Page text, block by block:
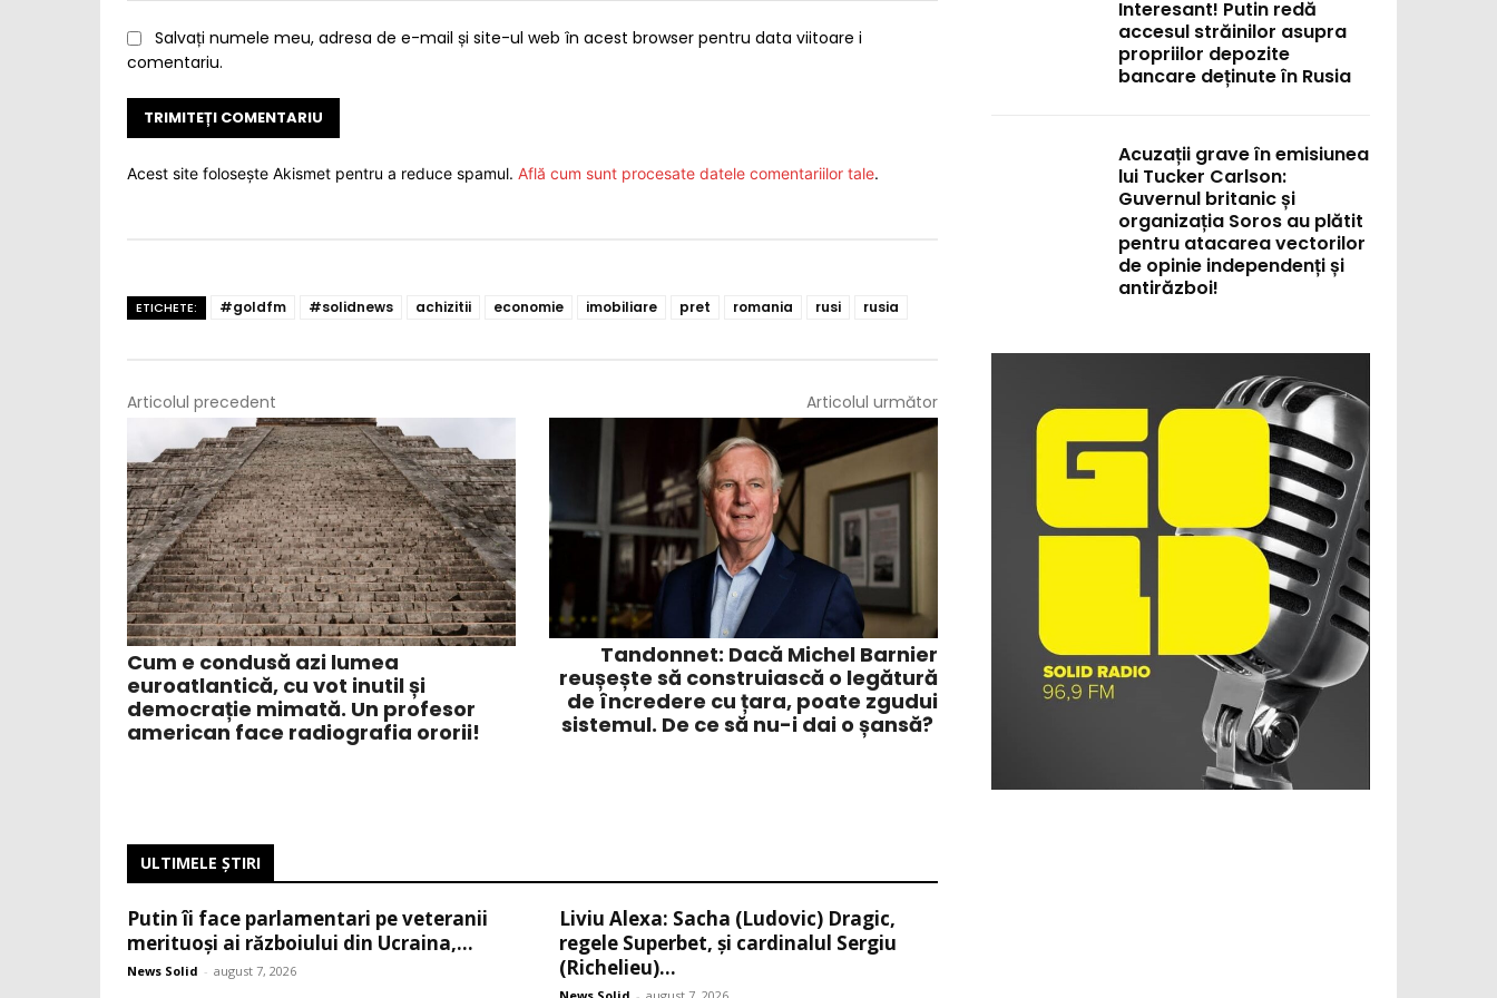
Salvați numele meu, adresa de e-mail și site-ul web în acest browser pentru data viitoare i
comentariu.
Acest site folosește Akismet pentru a reduce spamul. Află cum sunt procesate datele comentariilor tale.
ETICHETE: #goldfm #solidnews achizitii economie imobiliare pret romania rusi rusia
Articolul precedent
Cum e condusă azi lumea
euroatlantică, cu vot inutil și
democrație mimată. Un profesor
american face radiografia ororii!
Articolul următor
Tandonnet: Dacă Michel Barnier
reușește să construiască o legătură
de încredere cu țara, poate zgudui
sistemul. De ce să nu-i dai o șansă?
ULTIMELE ŞTIRI
Putin îi face parlamentari pe veteranii
merituoși ai războiului din Ucraina,...
News Solid - august 7, 2026
Liviu Alexa: Sacha (Ludovic) Dragic,
regele Superbet, şi cardinalul Sergiu
(Richelieu)...
Interesant! Putin redă
accesul străinilor asupra
propriilor depozite
bancare deținute în Rusia
Acuzații grave în emisiunea
lui Tucker Carlson:
Guvernul britanic și
organizația Soros au plătit
pentru atacarea vectorilor
de opinie independenți și
antirăzboi!